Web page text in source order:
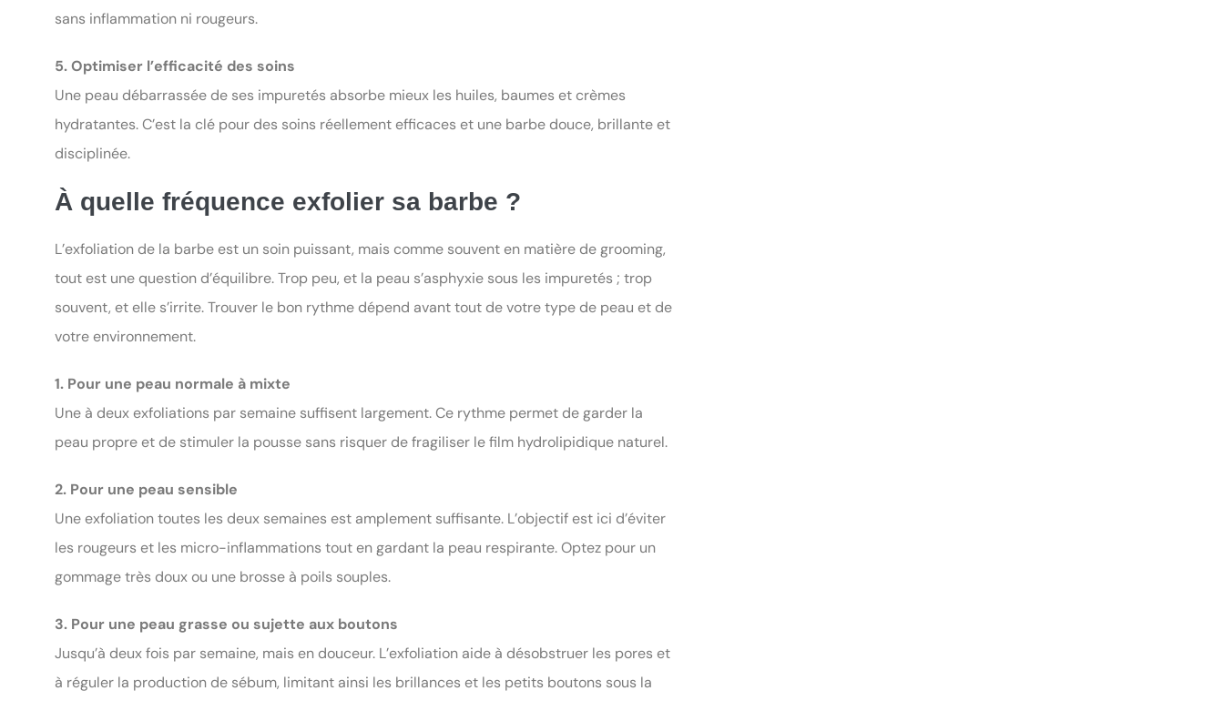
sans inflammation ni rougeurs.
5. Optimiser l’efficacité des soins
Une peau débarrassée de ses impuretés absorbe mieux les huiles, baumes et crèmes
hydratantes. C’est la clé pour des soins réellement efficaces et une barbe douce, brillante et
disciplinée.
À quelle fréquence exfolier sa barbe ?
L’exfoliation de la barbe est un soin puissant, mais comme souvent en matière de grooming,
tout est une question d’équilibre. Trop peu, et la peau s’asphyxie sous les impuretés ; trop
souvent, et elle s’irrite. Trouver le bon rythme dépend avant tout de votre type de peau et de
votre environnement.
1. Pour une peau normale à mixte
Une à deux exfoliations par semaine suffisent largement. Ce rythme permet de garder la
peau propre et de stimuler la pousse sans risquer de fragiliser le film hydrolipidique naturel.
2. Pour une peau sensible
Une exfoliation toutes les deux semaines est amplement suffisante. L’objectif est ici d’éviter
les rougeurs et les micro-inflammations tout en gardant la peau respirante. Optez pour un
gommage très doux ou une brosse à poils souples.
3. Pour une peau grasse ou sujette aux boutons
Jusqu’à deux fois par semaine, mais en douceur. L’exfoliation aide à désobstruer les pores et
à réguler la production de sébum, limitant ainsi les brillances et les petits boutons sous la